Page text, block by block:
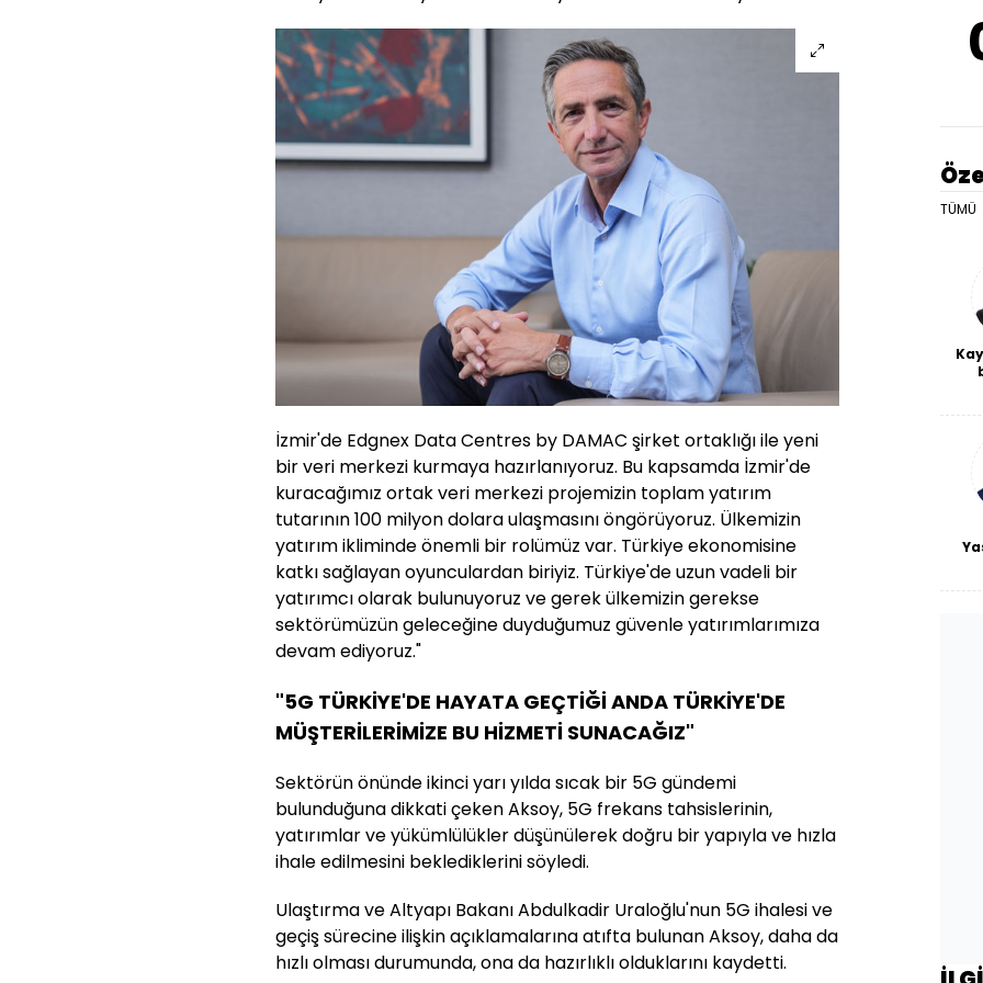
İzmir'de Edgnex Data Centres by DAMAC şirket ortaklığı ile yeni
bir veri merkezi kurmaya hazırlanıyoruz. Bu kapsamda İzmir'de
kuracağımız ortak veri merkezi projemizin toplam yatırım
tutarının 100 milyon dolara ulaşmasını öngörüyoruz. Ülkemizin
yatırım ikliminde önemli bir rolümüz var. Türkiye ekonomisine
katkı sağlayan oyunculardan biriyiz. Türkiye'de uzun vadeli bir
yatırımcı olarak bulunuyoruz ve gerek ülkemizin gerekse
sektörümüzün geleceğine duyduğumuz güvenle yatırımlarımıza
devam ediyoruz."
"5G TÜRKİYE'DE HAYATA GEÇTİĞİ ANDA TÜRKİYE'DE
MÜŞTERİLERİMİZE BU HİZMETİ SUNACAĞIZ"
Sektörün önünde ikinci yarı yılda sıcak bir 5G gündemi
bulunduğuna dikkati çeken Aksoy, 5G frekans tahsislerinin,
yatırımlar ve yükümlülükler düşünülerek doğru bir yapıyla ve hızla
ihale edilmesini beklediklerini söyledi.
Ulaştırma ve Altyapı Bakanı Abdulkadir Uraloğlu'nun 5G ihalesi ve
geçiş sürecine ilişkin açıklamalarına atıfta bulunan Aksoy, daha da
hızlı olması durumunda, ona da hazırlıklı olduklarını kaydetti.
TÜMÜ